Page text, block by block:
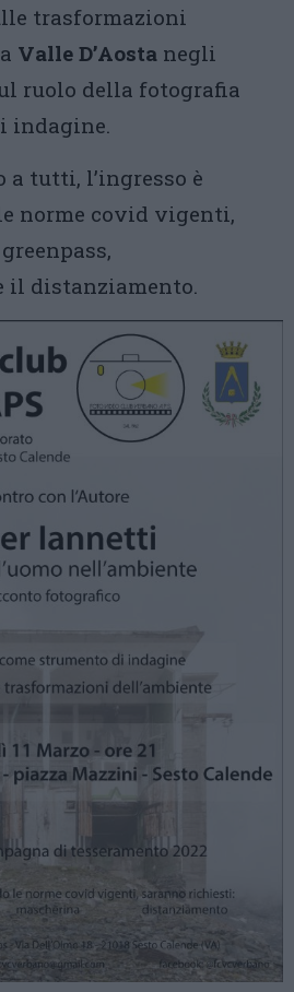
trasformazioni
Valle D’Aosta negli
ruolo della fotografia
indagine.
a tutti, l’ingresso è
norme covid vigenti,
il distanziamento.